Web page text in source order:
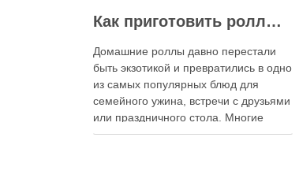
Как приготовить роллы в домашних условиях?
Домашние роллы давно перестали
быть экзотикой и превратились в одно
из самых популярных блюд для
семейного ужина, встречи с друзьями
или праздничного стола. Многие
считают, что приготовление японских